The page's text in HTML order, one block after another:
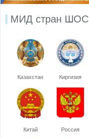
МИД стран ШОС
Казахстан Киргизия
Китай Россия